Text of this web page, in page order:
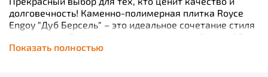
долговечность! Каменно-полимерная плитка Royce
Engoy "Дуб Берсель" – это идеальное сочетание стиля
и прочности. Благодаря классу износостойкости 42,
этот пол выдержит любые испытания временем и
Показать полностью